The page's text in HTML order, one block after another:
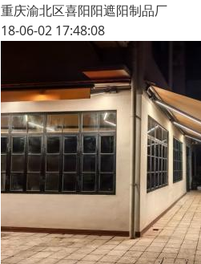
重庆渝北区喜阳阳遮阳制品厂
18-06-02 17:48:08